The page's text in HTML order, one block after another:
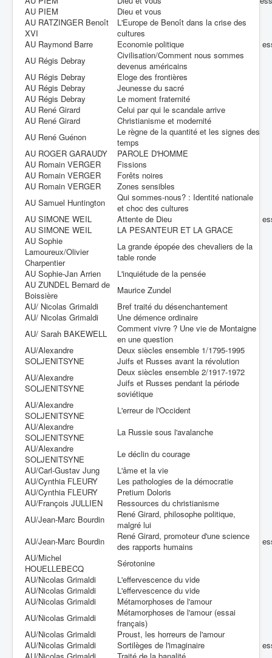
AU PIEM
Dieu et vous
AU RATZINGER Benoît
XVI
L'Europe de Benoît dans la crise des
cultures
AU Raymond Barre
Economie politique
AU Régis Debray
Civilisation/Comment nous sommes
devenus américains
AU Régis Debray
Eloge des frontières
AU Régis Debray
Jeunesse du sacré
AU Régis Debray
Le moment fraternité
AU René Girard
Celui par qui le scandale arrive
AU René Girard
Christianisme et modernité
AU René Guénon
Le règne de la quantité et les signes des
temps
AU ROGER GARAUDY
PAROLE D'HOMME
AU Romain VERGER
Fissions
AU Romain VERGER
Forêts noires
AU Romain VERGER
Zones sensibles
AU Samuel Huntington
Qui sommes-nous? : Identité nationale
et choc des cultures
AU SIMONE WEIL
Attente de Dieu
AU SIMONE WEIL
LA PESANTEUR ET LA GRACE
AU Sophie
Lamoureux/Olivier
Charpentier
La grande épopée des chevaliers de la
table ronde
AU Sophie-Jan Arrien
L'inquiétude de la pensée
AU ZUNDEL Bernard de
Boissière
Maurice Zundel
AU/ Nicolas Grimaldi
Bref traité du désenchantement
AU/ Nicolas Grimaldi
Une démence ordinaire
AU/ Sarah BAKEWELL
Comment vivre ? Une vie de Montaigne
en une question
AU/Alexandre
SOLJENITSYNE
Deux siècles ensemble 1/1795-1995
Juifs et Russes avant la révolution
AU/Alexandre
SOLJENITSYNE
Deux siècles ensemble 2/1917-1972
Juifs et Russes pendant la période
soviétique
AU/Alexandre
SOLJENITSYNE
L'erreur de l'Occident
AU/Alexandre
SOLJENITSYNE
La Russie sous l'avalanche
AU/Alexandre
SOLJENITSYNE
Le déclin du courage
AU/Carl-Gustav Jung
L'âme et la vie
AU/Cynthia FLEURY
Les pathologies de la démocratie
AU/Cynthia FLEURY
Pretium Doloris
AU/François JULLIEN
Ressources du christianisme
AU/Jean-Marc Bourdin
René Girard, philosophe politique,
malgré lui
AU/Jean-Marc Bourdin
René Girard, promoteur d'une science
des rapports humains
AU/Michel
HOUELLEBECQ
Sérotonine
AU/Nicolas Grimaldi
L'effervescence du vide
AU/Nicolas Grimaldi
L'effervescence du vide
AU/Nicolas Grimaldi
Métamorphoses de l'amour
AU/Nicolas Grimaldi
Métamorphoses de l'amour (essai
français)
AU/Nicolas Grimaldi
Proust, les horreurs de l'amour
AU/Nicolas Grimaldi
Sortilèges de l'imaginaire
AU/Nicolas Grimaldi
Traité de la banalité